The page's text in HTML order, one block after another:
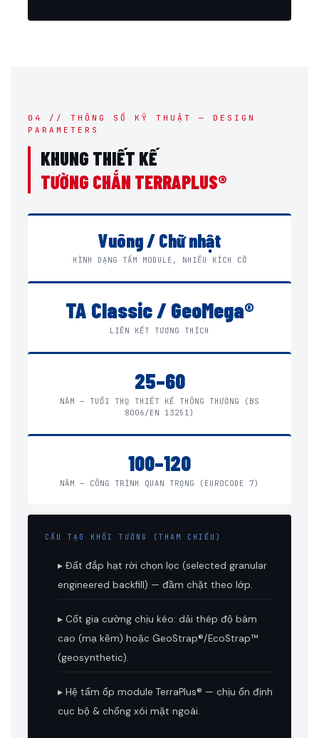
04 // THÔNG SỐ KỸ THUẬT — DESIGN
PARAMETERS
KHUNG THIẾT KẾ
TƯỜNG CHẮN TERRAPLUS®
Vuông / Chữ nhật
HÌNH DẠNG TẤM MODULE, NHIỀU KÍCH CỠ
TA Classic / GeoMega®
LIÊN KẾT TƯƠNG THÍCH
25–60
NĂM — TUỔI THỌ THIẾT KẾ THÔNG THƯỜNG (BS
8006/EN 13251)
100–120
NĂM — CÔNG TRÌNH QUAN TRỌNG (EUROCODE 7)
CẤU TẠO KHỐI TƯỜNG (THAM CHIẾU)
▸ Đất đắp hạt rời chọn lọc (selected granular
engineered backfill) — đầm chặt theo lớp.
▸ Cốt gia cường chịu kéo: dải thép độ bám
cao (mạ kẽm) hoặc GeoStrap®/EcoStrap™
(geosynthetic).
▸ Hệ tấm ốp module TerraPlus® — chịu ổn định
cục bộ & chống xói mặt ngoài.